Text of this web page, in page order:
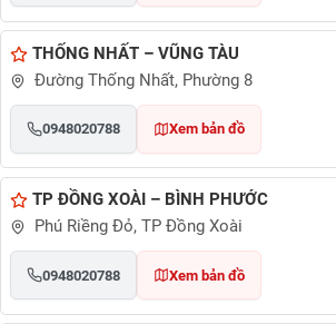
THỐNG NHẤT – VŨNG TÀU
Đường Thống Nhất, Phường 8
0948020788 Xem bản đồ
TP ĐỒNG XOÀI – BÌNH PHƯỚC
Phú Riềng Đỏ, TP Đồng Xoài
0948020788 Xem bản đồ